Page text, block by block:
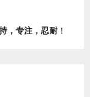
，专注，忍耐 ！